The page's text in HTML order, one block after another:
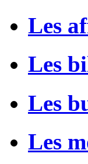
Les
Les
Les
Les